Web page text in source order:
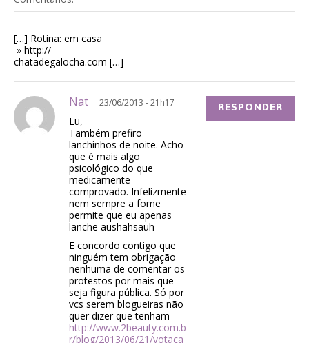
[…] Rotina: em casa
» http://
chatadegalocha.com […]
Nat 23/06/2013 - 21h17
Lu,
Também prefiro
lanchinhos de noite. Acho
que é mais algo
psicológico do que
medicamente
comprovado. Infelizmente
nem sempre a fome
permite que eu apenas
lanche aushahsauh
E concordo contigo que
ninguém tem obrigação
nenhuma de comentar os
protestos por mais que
seja figura pública. Só por
vcs serem blogueiras não
quer dizer que tenham
http://www.2beauty.com.b
r/blog/2013/06/21/votaca
RESPONDER